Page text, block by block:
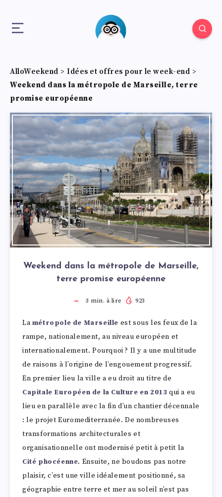
AlloWeekend > Idées et offres pour le week-end >
Weekend dans la métropole de Marseille, terre
promise européenne
Weekend dans la métropole de Marseille,
terre promise européenne
3 min. à lire 923
Lamétropole de Marseille est sous les feux de la
rampe, nationalement, au niveau européen et
internationalement. Pourquoi ? Il y a une multitude
de raisons à l’origine de l’engouement progressif.
En premier lieu la ville a eu droit au titre de
Capitale Européen de la Culture en 2013 qui a eu
lieu en parallèle avec la fin d’un chantier décennale
: le projet Euromediterranée. De nombreuses
transformations architecturales et
organisationnelle ont modernisé petit à petit la
Cité phocéenne. Ensuite, ne boudons pas notre
plaisir, c’est une ville idéalement positionné, sa
géographie entre terre et mer au soleil n’est pas